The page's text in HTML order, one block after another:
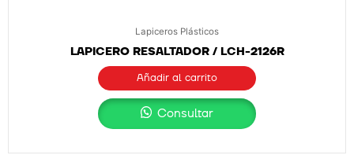
Lapiceros Plásticos
LAPICERO RESALTADOR / LCH-2126R
Añadir al carrito
Consultar